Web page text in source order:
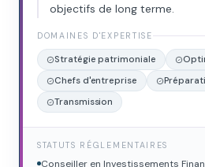
objectifs de long terme.
DOMAINES D'EXPERTISE
Stratégie patrimoniale
Chefs d'entreprise
Transmission
STATUTS RÉGLEMENTAIRES
Conseiller en Investissements